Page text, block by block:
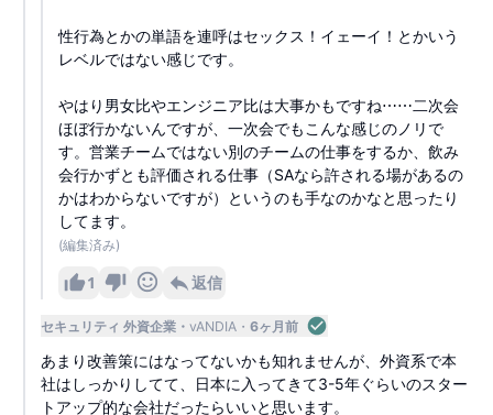
性行為とかの単語を連呼はセックス！イェーイ！とかいう
レベルではない感じです。
やはり男女比やエンジニア比は大事かもですね⋯⋯二次会
ほぼ行かないんですが、一次会でもこんな感じのノリで
す。営業チームではない別のチームの仕事をするか、飲み
会行かずとも評価される仕事（SAなら許される場があるの
かはわからないですが）というのも手なのかなと思ったり
してます。
(編集済み)
1 返信
セキュリティ 外資企業 vANDIA 6ヶ月前
あまり改善策にはなってないかも知れませんが、外資系で本
社はしっかりしてて、日本に入ってきて3-5年ぐらいのスター
トアップ的な会社だったらいいと思います。